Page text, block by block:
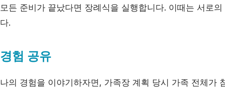
모든 준비가 끝났다면 장례식을 실행합니다. 이때는 서로
다.
경험 공유
나의 경험을 이야기하자면, 가족장 계획 당시 가족 전체가